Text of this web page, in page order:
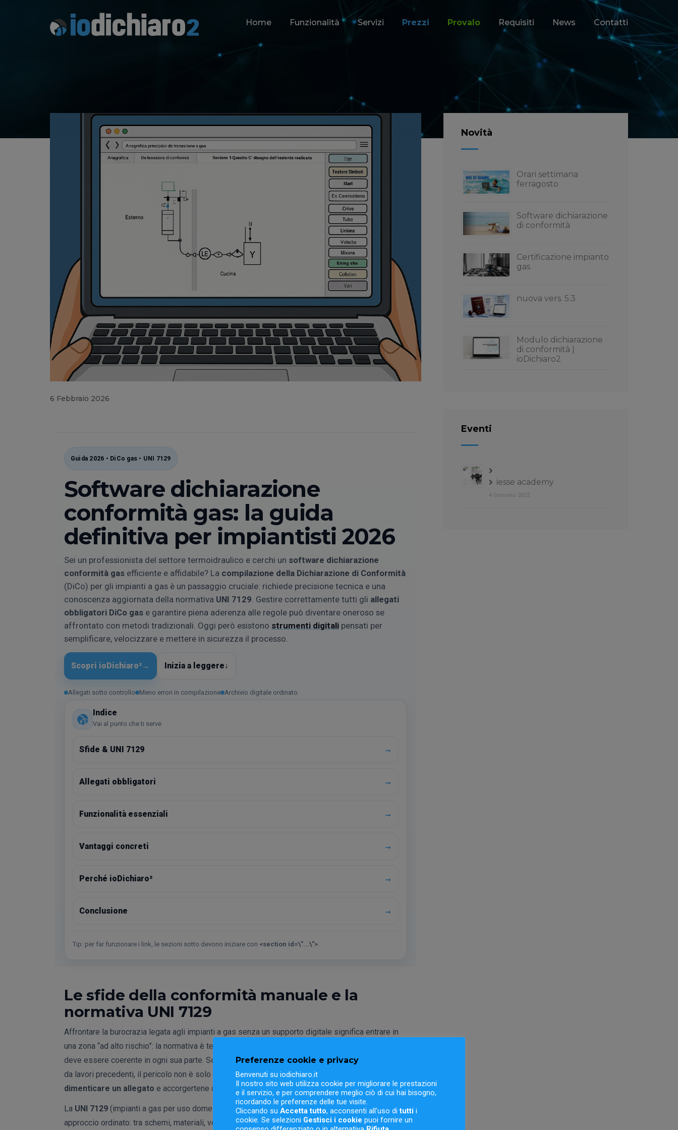
Home Funzionalità Servizi Prezzi Provalo Requisiti News Contatti
6 Febbraio 2026
Guida 2026 • DiCo gas • UNI 7129
Software dichiarazione
conformità gas: la guida
definitiva per impiantisti 2026
Sei un professionista del settore termoidraulico e cerchi un software dichiarazione
conformità gas efficiente e affidabile? La compilazione della Dichiarazione di Conformità
(DiCo) per gli impianti a gas è un passaggio cruciale: richiede precisione tecnica e una
conoscenza aggiornata della normativa UNI 7129 . Gestire correttamente tutti gli allegati
obbligatori DiCo gas e garantire piena aderenza alle regole può diventare oneroso se
affrontato con metodi tradizionali. Oggi però esistono strumenti digitali pensati per
semplificare, velocizzare e mettere in sicurezza il processo.
Scopri ioDichiaro²→ Inizia a leggere↓
Allegati sotto controllo Meno errori in compilazione Archivio digitale ordinato
Indice
Vai al punto che ti serve
Sfide & UNI 7129 →
Allegati obbligatori →
Funzionalità essenziali →
Vantaggi concreti →
Perché ioDichiaro² →
Conclusione →
Tip: per far funzionare i link, le sezioni sotto devono iniziare con <section id=\"...\">
Le sfide della conformità manuale e la
normativa UNI 7129
Affrontare la burocrazia legata agli impianti a gas senza un supporto digitale significa entrare in
una zona “ad alto rischio”: la normativa è tecnica, gli allegati sono numerosi e la compilazione
deve essere coerente in ogni sua parte. Se lavori con moduli cartacei, file sparsi o modelli copiati
da lavori precedenti, il pericolo non è solo perdere tempo: ècommettere un errore formale o
dimenticare un allegato e accorgertene quando è troppo tardi.
La UNI 7129 (impianti a gas per uso domestico e similare) richiede attenzione ai dettagli e un
approccio ordinato: tra schemi, materiali, verifiche e dichiarazioni, basta una svista per generare
Novità
Orari settimana
ferragosto
Software dichiarazione
di conformità
Certificazione impianto
gas
nuova vers. 5.3
Modulo dichiarazione
di conformità |
ioDichiaro2
Eventi
iesse academy
4 Gennaio 2022
Preferenze cookie e privacy
Benvenuti su iodichiaro.it
Il nostro sito web utilizza cookie per migliorare le prestazioni
e il servizio, e per comprendere meglio ciò di cui hai bisogno,
ricordando le preferenze delle tue visite.
Cliccando su Accetta tutto, acconsenti all'uso ditutti i
cookie. Se selezioni Gestisci i cookie puoi fornire un